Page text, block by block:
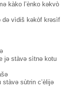
kàko l’ènko kəkvò
də vìdiš kəkòf krəsìf
jə stàvə sìtnə kotu
stàvə sùtrin c’èlijə